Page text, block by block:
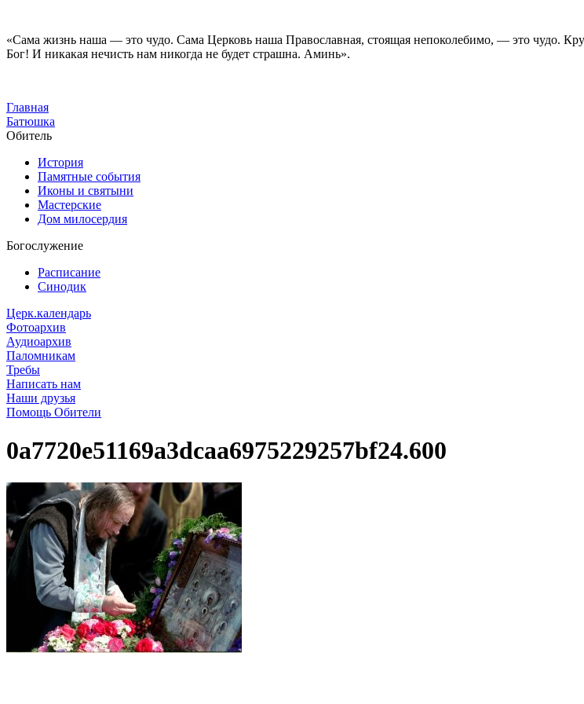
«Сама жизнь наша — это чудо. Сама Церковь наша Православная, стоящая непоколебимо, — это чудо.
Бог! И никакая нечисть нам никогда не будет страшна. Аминь».
Главная
Батюшка
Обитель
История
Памятные события
Иконы и святыни
Мастерские
Дом милосердия
Богослужение
Расписание
Синодик
Церк.календарь
Фотоархив
Аудиоархив
Паломникам
Требы
Написать нам
Наши друзья
Помощь Обители
0a7720e51169a3dcaa6975229257bf24.600